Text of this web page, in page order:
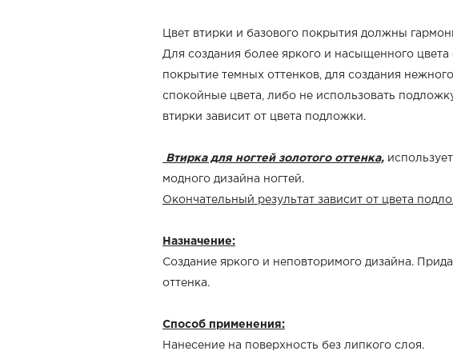
Цвет втирки и базового покрытия должны
Для создания более яркого и насыщенного цвета
покрытие темных оттенков, для создания
спокойные цвета, либо не использовать
втирки зависит от цвета подложки.
Втирка для ногтей золотого оттенка,
модного дизайна ногтей.
Окончательный результат зависит от цвета
Назначение:
Создание яркого и неповторимого дизайна.
оттенка.
Способ применения:
Нанесение на поверхность без липкого слоя.